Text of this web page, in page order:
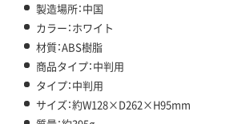
製造場所：中国
カラー：ホワイト
材質：ABS樹脂
商品タイプ：中判用
タイプ：中判用
サイズ：約W128×D262×H95mm